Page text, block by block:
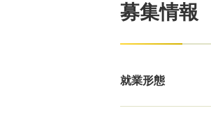
募集情報
就業形態